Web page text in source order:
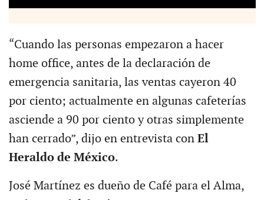
“Cuando las personas empezaron a hacer
home office, antes de la declaración de
emergencia sanitaria, las ventas cayeron 40
por ciento; actualmente en algunas cafeterías
asciende a 90 por ciento y otras simplemente
han cerrado”, dijo en entrevista con El
Heraldo de México.
José Martínez es dueño de Café para el Alma,